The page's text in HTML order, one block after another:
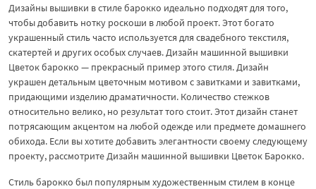
Дизайны вышивки в стиле барокко идеально подходят для того,
чтобы добавить нотку роскоши в любой проект. Этот богато
украшенный стиль часто используется для свадебного текстиля,
скатертей и других особых случаев. Дизайн машинной вышивки
Цветок барокко — прекрасный пример этого стиля. Дизайн
украшен детальным цветочным мотивом с завитками и завитками,
придающими изделию драматичности. Количество стежков
относительно велико, но результат того стоит. Этот дизайн станет
потрясающим акцентом на любой одежде или предмете домашнего
обихода. Если вы хотите добавить элегантности своему следующему
проекту, рассмотрите Дизайн машинной вышивки Цветок Барокко.
Стиль барокко был популярным художественным стилем в конце